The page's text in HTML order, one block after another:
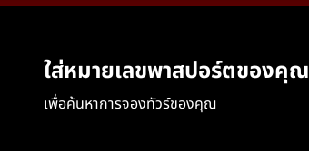
ใส่หมายเลขพาสปอร์ตของคุณ
เพื่อค้นหาการจองทัวร์ของคุณ